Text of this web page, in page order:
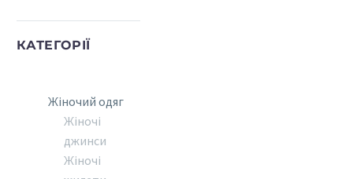
КАТЕГОРІЇ
Жіночий одяг
Жіночі
джинси
Жіночі